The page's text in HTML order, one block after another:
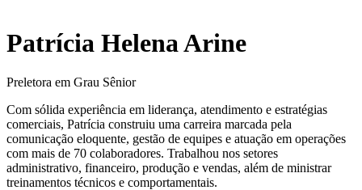
Patrícia Helena Arine
Preletora em Grau Sênior
Com sólida experiência em liderança, atendimento e estratégias
comerciais, Patrícia construiu uma carreira marcada pela
comunicação eloquente, gestão de equipes e atuação em operações
com mais de 70 colaboradores. Trabalhou nos setores
administrativo, financeiro, produção e vendas, além de ministrar
treinamentos técnicos e comportamentais.